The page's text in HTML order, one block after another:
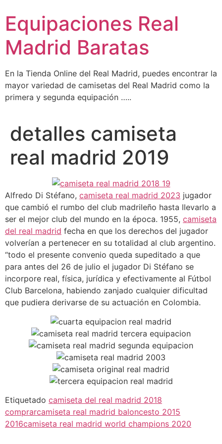
contenido
Equipaciones Real
Madrid Baratas
En la Tienda Online del Real Madrid, puedes encontrar la
mayor variedad de camisetas del Real Madrid como la
primera y segunda equipación …..
detalles camiseta
real madrid 2019
Alfredo Di Stéfano, camiseta real madrid 2023 jugador
que cambió el rumbo del club madrileño hasta llevarlo a
ser el mejor club del mundo en la época. 1955, camiseta
del real madrid fecha en que los derechos del jugador
volverían a pertenecer en su totalidad al club argentino.
“todo el presente convenio queda supeditado a que
para antes del 26 de julio el jugador Di Stéfano se
incorpore real, física, jurídica y efectivamente al Fútbol
Club Barcelona, habiendo zanjado cualquier dificultad
que pudiera derivarse de su actuación en Colombia.
Etiquetado camiseta del real madrid 2018
comprarcamiseta real madrid baloncesto 2015
2016camiseta real madrid world champions 2020